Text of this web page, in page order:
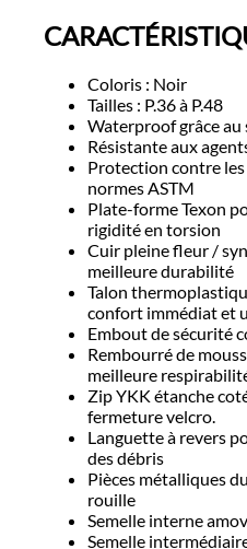
Coloris : Noir
Tailles : P.36 à P.48
Waterproof grâce
Résistante aux
Protection contre
normes ASTM
Plate-forme Texon
rigidité en torsion
Cuir pleine fleur /
meilleure durabilité
Talon
confort immédiat et
Embout de sécurité
Rembourré de
meilleure
Zip YKK étanche
fermeture velcro.
Languette à revers
des débris
Pièces métalliques
rouille
Semelle interne
Semelle